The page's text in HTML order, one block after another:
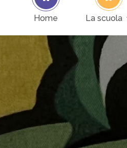
Home La scuola